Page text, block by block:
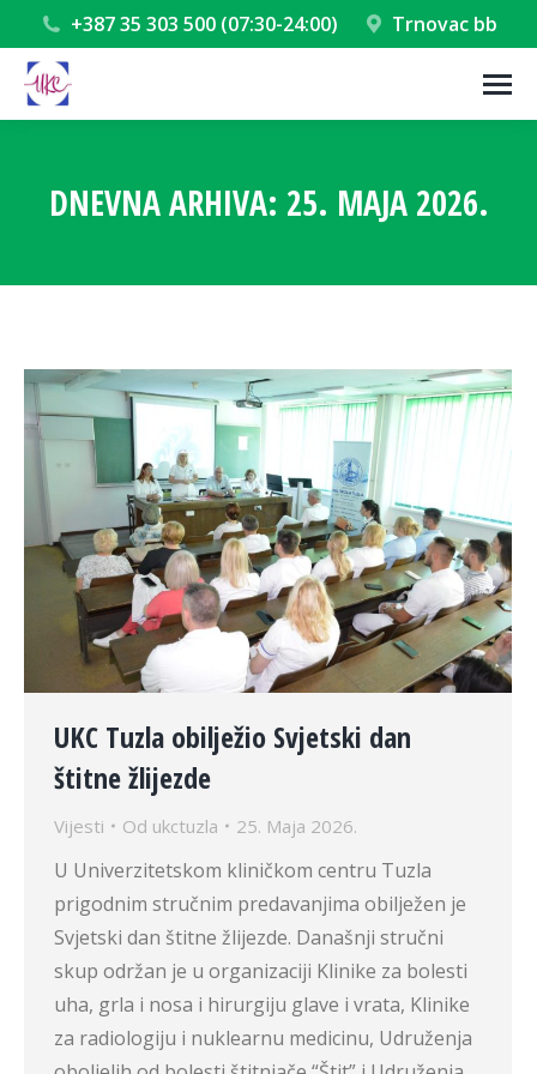
+387 35 303 500 (07:30-24:00) Trnovac bb
DNEVNA ARHIVA: 25. MAJA 2026.
UKC Tuzla obilježio Svjetski dan
štitne žlijezde
Vijesti Od ukctuzla 25. Maja 2026.
U Univerzitetskom kliničkom centru Tuzla
prigodnim stručnim predavanjima obilježen je
Svjetski dan štitne žlijezde. Današnji stručni
skup održan je u organizaciji Klinike za bolesti
uha, grla i nosa i hirurgiju glave i vrata, Klinike
za radiologiju i nuklearnu medicinu, Udruženja